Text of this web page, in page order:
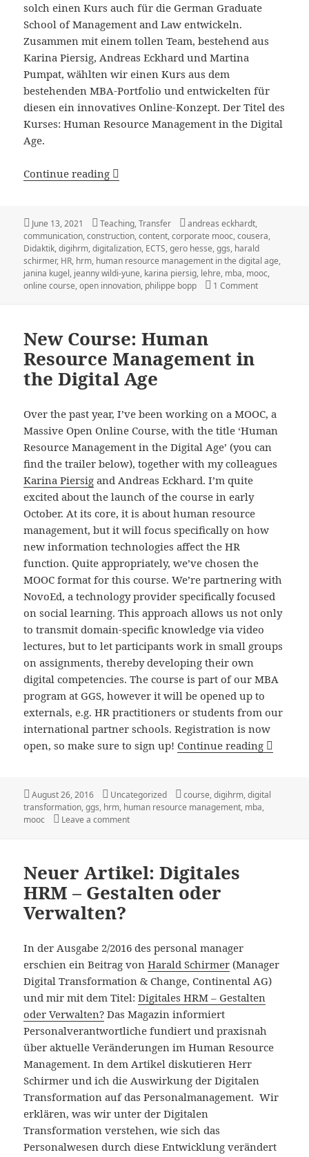
solch einen Kurs auch für die German Graduate
School of Management and Law entwickeln.
Zusammen mit einem tollen Team, bestehend aus
Karina Piersig, Andreas Eckhard und Martina
Pumpat, wählten wir einen Kurs aus dem
bestehenden MBA-Portfolio und entwickelten für
diesen ein innovatives Online-Konzept. Der Titel des
Kurses: Human Resource Management in the Digital
Age.
Continue reading Buchbeitrag: Erfolgsfaktoren für die
Posted
on
June 13, 2021 Categories
Teaching,Transfer Tags
andreas eckhardt,
communication,construction,content,corporate mooc,cousera,
Didaktik,digihrm,digitalization, ECTS,gero hesse,ggs, harald
schirmer, HR, hrm, human resource management in the digital age,
janina kugel, jeanny wildi-yune, karina piersig, lehre, mba, mooc,
online course,open innovation, philippe bopp 1 Commenton
New Course: Human
Resource Management in
the Digital Age
Over the past year, I’ve been working on a MOOC, a
Massive Open Online Course, with the title ‘Human
Resource Management in the Digital Age’ (you can
find the trailer below), together with my colleagues
Karina Piersig and Andreas Eckhard. I’m quite
excited about the launch of the course in early
October. At its core, it is about human resource
management, but it will focus specifically on how
new information technologies affect the HR
function. Quite appropriately, we’ve chosen the
MOOC format for this course. We’re partnering with
NovoEd, a technology provider specifically focused
on social learning. This approach allows us not only
to transmit domain-specific knowledge via video
lectures, but to let participants work in small groups
on assignments, thereby developing their own
digital competencies. The course is part of our MBA
program at GGS, however it will be opened up to
externals, e.g. HR practitioners or students from our
international partner schools. Registration is now
open, so make sure to sign up! Continue reading New
Posted
on
August 26, 2016 Categories
Uncategorized Tags
course,digihrm,digital
transformation,ggs, hrm, human resource management, mba,
mooc
Leave a commenton New Course: Human Resource
Neuer Artikel: Digitales
HRM – Gestalten oder
Verwalten?
In der Ausgabe 2/2016 des personal manager
erschien ein Beitrag vonHarald Schirmer (Manager
Digital Transformation & Change, Continental AG)
und mir mit dem Titel:Digitales HRM – Gestalten
oder Verwalten? Das Magazin informiert
Personalverantwortliche fundiert und praxisnah
über aktuelle Veränderungen im Human Resource
Management. In dem Artikel diskutieren Herr
Schirmer und ich die Auswirkung der Digitalen
Transformation auf das Personalmanagement. Wir
erklären, was wir unter der Digitalen
Transformation verstehen, wie sich das
Personalwesen durch diese Entwicklung verändert